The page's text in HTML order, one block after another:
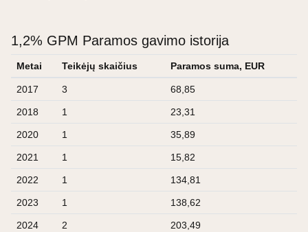
1,2% GPM Paramos gavimo istorija
Metai Teikėjų skaičius Paramos suma, EUR
2017 3 68,85
2018 1 23,31
2020 1 35,89
2021 1 15,82
2022 1 134,81
2023 1 138,62
2024 2 203,49